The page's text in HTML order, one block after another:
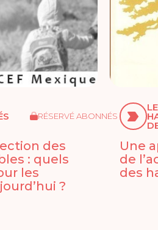
RÉSERVÉ ABONNÉS
des
: quels
les
?
Une
de
des